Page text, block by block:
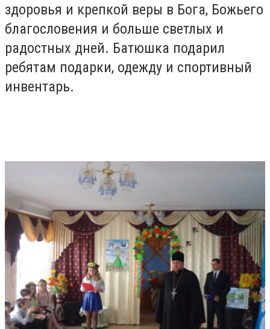
здоровья и крепкой веры в Бога, Божьего
благословения и больше светлых и
радостных дней. Батюшка подарил
ребятам подарки, одежду и спортивный
инвентарь.